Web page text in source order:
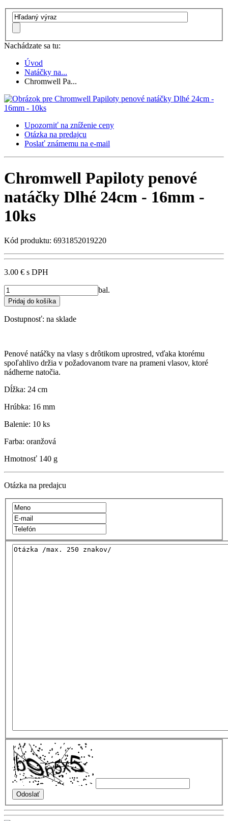
Nachádzate sa tu:
Úvod
Natáčky na...
Chromwell Pa...
Upozorniť na zníženie ceny
Otázka na predajcu
Poslať známemu na e-mail
Chromwell Papiloty penové
natáčky Dlhé 24cm - 16mm -
10ks
Kód produktu: 6931852019220
3.00 € s DPH
bal.
Dostupnosť: na sklade
Penové natáčky na vlasy s drôtikom uprostred, vďaka ktorému
spoľahlivo držia v požadovanom tvare na prameni vlasov, ktoré
nádherne natočia.
Dĺžka: 24 cm
Hrúbka: 16 mm
Balenie: 10 ks
Farba: oranžová
Hmotnosť 140 g
Otázka na predajcu